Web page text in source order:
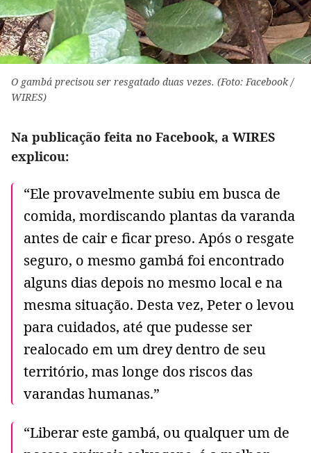
O gambá precisou ser resgatado duas vezes. (Foto: Facebook /
WIRES)
Na publicação feita no Facebook, a WIRES
explicou:
“Ele provavelmente subiu em busca de
comida, mordiscando plantas da varanda
antes de cair e ficar preso. Após o resgate
seguro, o mesmo gambá foi encontrado
alguns dias depois no mesmo local e na
mesma situação. Desta vez, Peter o levou
para cuidados, até que pudesse ser
realocado em um drey dentro de seu
território, mas longe dos riscos das
varandas humanas.”
“Liberar este gambá, ou qualquer um de